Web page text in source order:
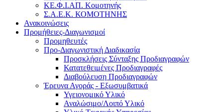
ΚΕ.Φ.Ι.ΑΠ. Κομοτηνής
Σ.Α.Ε.Κ. ΚΟΜΟΤΗΝΗΣ
Ανακοινώσεις
Προμήθειες-Διαγωνισμοί
Προμηθευτές
Προ-Διαγωνιστική Διαδικασία
Προσκλήσεις Σύνταξης Προδιαγραφών
Κατατεθειμένες Προδιαγραφές
Διαβούλευση Προδιαγραφών
Έρευνα Αγοράς - Εξωσυμβατικά
Υγειονομικό Υλικό
Αναλώσιμο/Λοιπό Υλικό